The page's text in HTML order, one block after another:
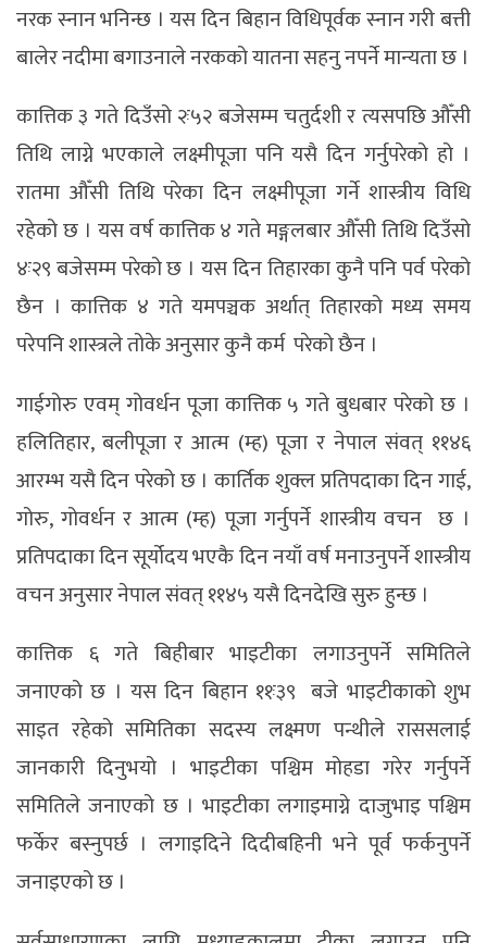
नरक स्नान भनिन्छ । यस दिन बिहान विधिपूर्वक स्नान गरी बत्ती
बालेर नदीमा बगाउनाले नरकको यातना सहनु नपर्ने मान्यता छ ।
कात्तिक ३ गते दिउँसो २ः५२ बजेसम्म चतुर्दशी र त्यसपछि औँसी
तिथि लाग्ने भएकाले लक्ष्मीपूजा पनि यसै दिन गर्नुपरेको हो ।
रातमा औँसी तिथि परेका दिन लक्ष्मीपूजा गर्ने शास्त्रीय विधि
रहेको छ । यस वर्ष कात्तिक ४ गते मङ्गलबार औँसी तिथि दिउँसो
४ः२९ बजेसम्म परेको छ । यस दिन तिहारका कुनै पनि पर्व परेको
छैन । कात्तिक ४ गते यमपञ्चक अर्थात् तिहारको मध्य समय
परेपनि शास्त्रले तोके अनुसार कुनै कर्म परेको छैन ।
गाईगोरु एवम् गोवर्धन पूजा कात्तिक ५ गते बुधबार परेको छ ।
हलितिहार, बलीपूजा र आत्म (म्ह) पूजा र नेपाल संवत् ११४६
आरम्भ यसै दिन परेको छ । कार्तिक शुक्ल प्रतिपदाका दिन गाई,
गोरु, गोवर्धन र आत्म (म्ह) पूजा गर्नुपर्ने शास्त्रीय वचन छ ।
प्रतिपदाका दिन सूर्योदय भएकै दिन नयाँ वर्ष मनाउनुपर्ने शास्त्रीय
वचन अनुसार नेपाल संवत् ११४५ यसै दिनदेखि सुरु हुन्छ ।
कात्तिक ६ गते बिहीबार भाइटीका लगाउनुपर्ने समितिले
जनाएको छ । यस दिन बिहान ११ः३९ बजे भाइटीकाको शुभ
साइत रहेको समितिका सदस्य लक्ष्मण पन्थीले राससलाई
जानकारी दिनुभयो । भाइटीका पश्चिम मोहडा गरेर गर्नुपर्ने
समितिले जनाएको छ । भाइटीका लगाइमाग्ने दाजुभाइ पश्चिम
फर्केर बस्नुपर्छ । लगाइदिने दिदीबहिनी भने पूर्व फर्कनुपर्ने
जनाइएको छ ।